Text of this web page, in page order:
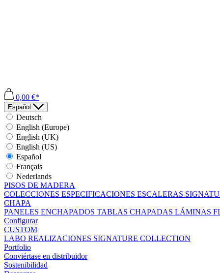
0,00 €*
Español
Deutsch
English (Europe)
English (UK)
English (US)
Español
Français
Nederlands
PISOS DE MADERA
COLECCIONES ESPECIFICACIONES ESCALERAS
CHAPA
PANELES ENCHAPADOS TABLAS CHAPADAS LÁMINAS
Configurar
CUSTOM
LABO REALIZACIONES SIGNATURE COLLECTION
Portfolio
Conviértase en distribuidor
Sostenibilidad